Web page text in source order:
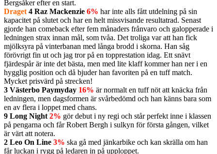
Bergsåker efter en start.
Draget 4 Raz Mackenzie 6% har inte alls fått utdelning på sin
kapacitet på slutet och har en helt missvisande resultatrad. Senast
gjorde han comeback efter fem månaders frånvaro och galopperade i
ledningen strax innan mål, som tvåa. Det troliga var att han fick
mjölksyra på vinterbanan med långa brodd i skorna. Han såg
förövrigt fin ut och jag tror på en topprestation idag. Ett snävt
fjärdespår är inte det bästa, men med lite klaff kommer han ner i en
hygglig position och då bjuder han favoriten på en tuff match.
Mycket prisvärd på strecken!
3 Västerbo Paymyday 16% är normalt en tuff nöt att knäcka från
ledningen, men dagsformen är svårbedömd och han känns bara som
en av flera i loppet med chans.
9 Long Night 2% gör debut i ny regi och står perfekt inne i klassen
på pengarna och får Robert Bergh i sulkyn för första gången, vilket
är värt att notera.
2 Leo On Line 3% ska gå med jänkarbike och kan skrälla om han
får luckan i rygg på ledaren in på upploppet.